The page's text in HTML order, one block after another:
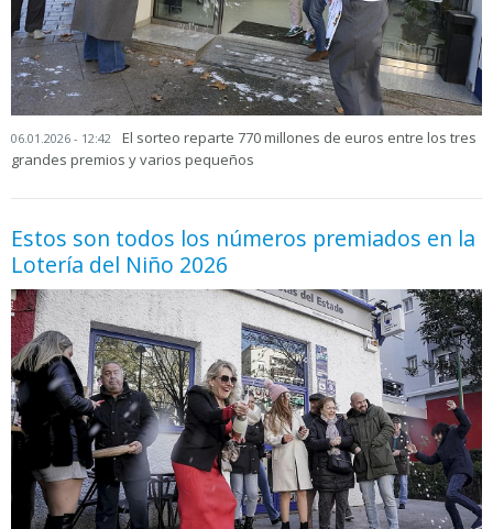
06.01.2026 - 12:42
El sorteo reparte 770 millones de euros entre los tres
grandes premios y varios pequeños
Estos son todos los números premiados en la
Lotería del Niño 2026